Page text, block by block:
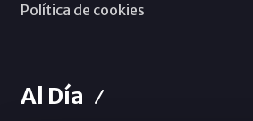
Política de cookies
Al Día